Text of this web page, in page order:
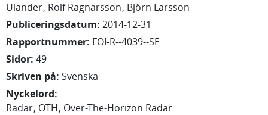
Ulander Rolf Ragnarsson Björn Larsson
Publiceringsdatum: 2014-12-31
Rapportnummer: FOI-R--4039--SE
Sidor: 49
Skriven på: Svenska
Nyckelord:
Radar OTH Over-The-Horizon Radar